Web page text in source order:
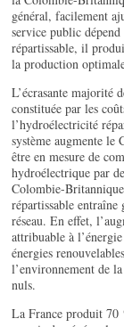
général, facilement
service public
répartissable, il
la production
L’écrasante majorité
constituée par les
l’hydroélectricité
système augmente
être en mesure de
hydroélectrique par
Colombie-
répartissable
réseau. En effet,
attribuable à
énergies
l’environnement de
nuls.
La France produit 70